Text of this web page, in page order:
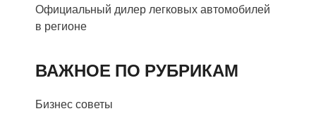
Официальный дилер легковых автомобилей
в регионе
ВАЖНОЕ ПО РУБРИКАМ
Бизнес советы